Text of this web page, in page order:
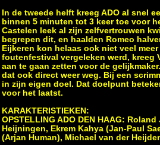
In de tweede helft kreeg ADO al snel
binnen 5 minuten tot 3 keer toe voor
Castelen leek al zijn zelfvertrouwen
begrepen dit, en haalden Romeo
Eijkeren kon helaas ook niet veel
foutenfestival vergeleken werd, kreeg
aan te gaan zetten voor de
dat ook direct weer weg. Bij een
in zijn eigen doel. Dat doelpunt
voor het laatst.
KARAKTERISTIEKEN:
OPSTELLING ADO DEN HAAG:
Heijningen, Ekrem Kahya (Jan-Paul
(Arjan Human), Michael van der